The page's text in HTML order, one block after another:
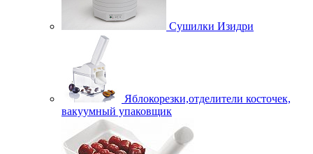
Сушилки Изидри
Яблокорезки,отделители косточек,
вакуумный упаковщик